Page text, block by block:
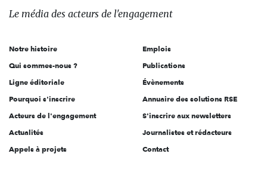
des
l'engagement
Le média des acteurs de l'engagement
Notre histoire
Qui sommes-nous ?
Ligne éditoriale
Pourquoi s'inscrire
Acteurs de l'engagement
Actualités
Appels à projets
Emplois
Publications
Évènements
Annuaire des solutions RSE
S'inscrire aux newsletters
Journalistes et rédacteurs
Contact